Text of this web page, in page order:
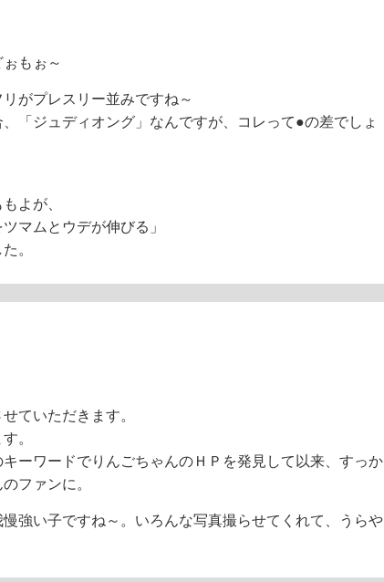
もぉ～
がプレスリー並みですね～
「ジュディオング」なんですが、コレって●の差でしょ
よが、
マムとウデが伸びる」
。
ていただきます。
。
キーワードでりんごちゃんのＨＰを発見して以来、すっか
ファンに。
慢強い子ですね～。いろんな写真撮らせてくれて、うらや